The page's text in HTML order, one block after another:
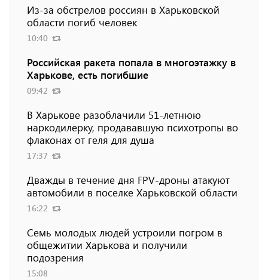
Из-за обстрелов россиян в Харьковской
области погиб человек
10:40
Российская ракета попала в многоэтажку в
Харькове, есть погибшие
09:42
В Харькове разоблачили 51-летнюю
наркодилерку, продававшую психотропы во
флаконах от геля для душа
17:37
Дважды в течение дня FPV-дроны атакуют
автомобили в поселке Харьковской области
16:22
Семь молодых людей устроили погром в
общежитии Харькова и получили
подозрения
15:08